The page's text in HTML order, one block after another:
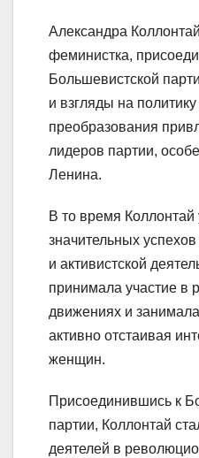
Александра
феминистка,
Большевистской
и взгляды на
преобразования
лидеров партии,
Ленина.
В то время Коллонтай
значительных
и активистской
принимала участие в
движениях и
активно отстаивая
женщин.
Присоединившись к
партии, Коллонтай
деятелей в